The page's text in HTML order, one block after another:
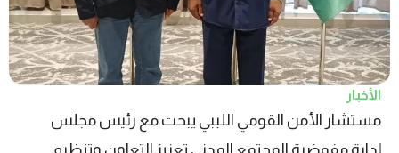
الأخبار
مستشار الأمن القومي الليبي يبحث مع رئيس مجلس
إدارة مفوضية المجتمع المدني تعزيز التعاون وتنظيم